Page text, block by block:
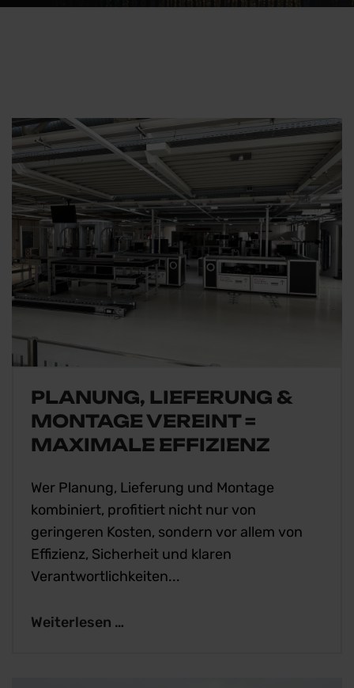
PLANUNG, LIEFERUNG &
MONTAGE VEREINT =
MAXIMALE EFFIZIENZ
Wer Planung, Lieferung und Montage
kombiniert, profitiert nicht nur von
geringeren Kosten, sondern vor allem von
Effizienz, Sicherheit und klaren
Verantwortlichkeiten...
Weiterlesen …